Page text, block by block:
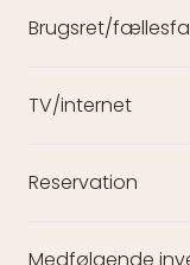
Brugsret/
TV/internet
Reservation
Medfølgende